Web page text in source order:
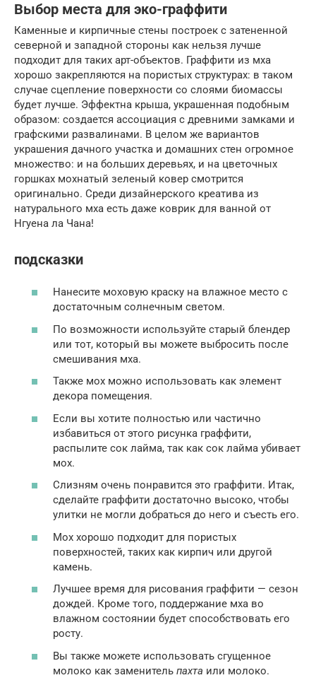
Выбор места для эко-граффити
Каменные и кирпичные стены построек с затененной
северной и западной стороны как нельзя лучше
подходит для таких арт-объектов. Граффити из мха
хорошо закрепляются на пористых структурах: в таком
случае сцепление поверхности со слоями биомассы
будет лучше. Эффектна крыша, украшенная подобным
образом: создается ассоциация с древними замками и
графскими развалинами. В целом же вариантов
украшения дачного участка и домашних стен огромное
множество: и на больших деревьях, и на цветочных
горшках мохнатый зеленый ковер смотрится
оригинально. Среди дизайнерского креатива из
натурального мха есть даже коврик для ванной от
Нгуена ла Чана!
подсказки
Нанесите моховую краску на влажное место с
достаточным солнечным светом.
По возможности используйте старый блендер
или тот, который вы можете выбросить после
смешивания мха.
Также мох можно использовать как элемент
декора помещения.
Если вы хотите полностью или частично
избавиться от этого рисунка граффити,
распылите сок лайма, так как сок лайма убивает
мох.
Слизням очень понравится это граффити. Итак,
сделайте граффити достаточно высоко, чтобы
улитки не могли добраться до него и съесть его.
Мох хорошо подходит для пористых
поверхностей, таких как кирпич или другой
камень.
Лучшее время для рисования граффити — сезон
дождей. Кроме того, поддержание мха во
влажном состоянии будет способствовать его
росту.
Вы также можете использовать сгущенное
молоко как заменитель пахта или молоко.